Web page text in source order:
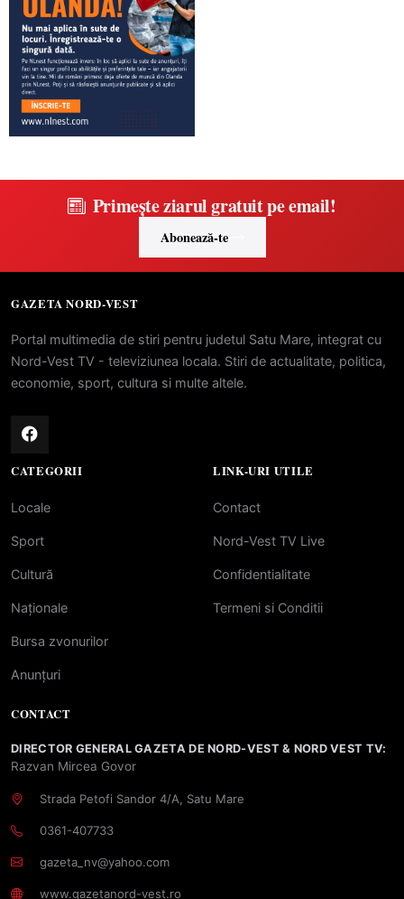
Primește ziarul gratuit pe email!
Abonează-te
GAZETA NORD-VEST
Portal multimedia de stiri pentru judetul Satu Mare, integrat cu
Nord-Vest TV - televiziunea locala. Stiri de actualitate, politica,
economie, sport, cultura si multe altele.
CATEGORII
Locale
Sport
Cultură
Naționale
Bursa zvonurilor
Anunțuri
LINK-URI UTILE
Contact
Nord-Vest TV Live
Confidentialitate
Termeni si Conditii
CONTACT
DIRECTOR GENERAL GAZETA DE NORD-VEST & NORD VEST TV:
Razvan Mircea Govor
Strada Petofi Sandor 4/A, Satu Mare
0361-407733
gazeta_nv@yahoo.com
www.gazetanord-vest.ro